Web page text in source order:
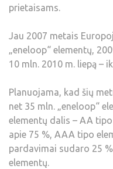
prietaisams.
Jau 2007 metais
„eneloop“ elementų,
10 mln. 2010 m. liepą –
Planuojama, kad šių
net 35 mln. „eneloop“
elementų dalis – AA
apie 75 %, AAA tipo
pardavimai sudaro 25
elementų.